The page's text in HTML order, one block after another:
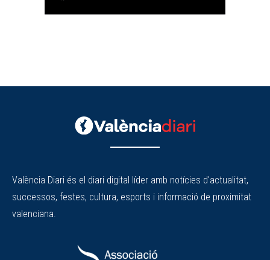
València Diari és el diari digital líder amb notícies d'actualitat,
successos, festes, cultura, esports i informació de proximitat
valenciana.